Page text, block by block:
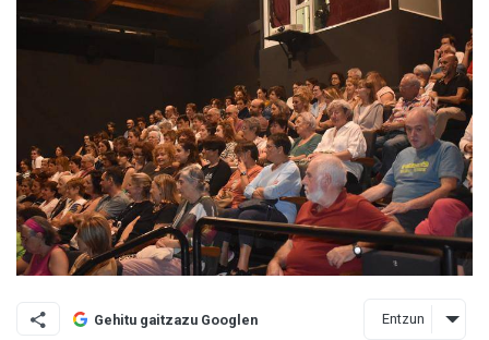
Gehitu gaitzazu Googlen Entzun